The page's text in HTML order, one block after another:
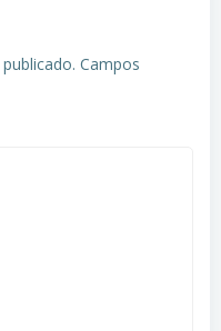
Campos